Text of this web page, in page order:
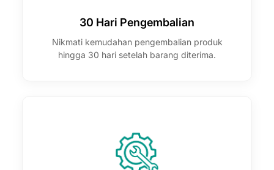
30 Hari Pengembalian
Nikmati kemudahan pengembalian produk
hingga 30 hari setelah barang diterima.